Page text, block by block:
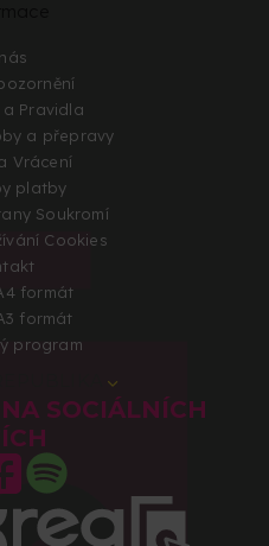
a Pravidla
a přepravy
Vrácení
platby
Soukromí
Cookies
formát
formát
program
SOCIÁLNÍCH